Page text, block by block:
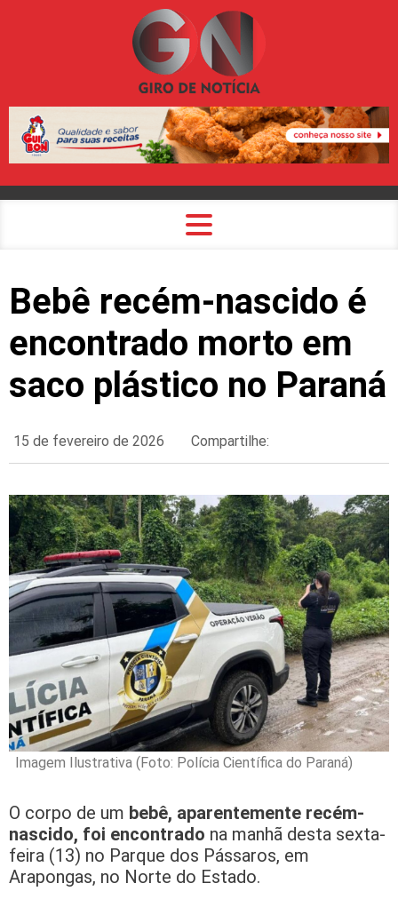
Bebê recém-nascido é
encontrado morto em
saco plástico no Paraná
15 de fevereiro de 2026 Compartilhe:
Imagem Ilustrativa (Foto: Polícia Científica do Paraná)
O corpo de um bebê, aparentemente recém-
nascido, foi encontrado na manhã desta sexta-
feira (13) no Parque dos Pássaros, em
Arapongas, no Norte do Estado.